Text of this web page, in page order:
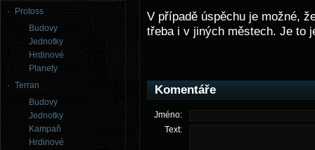
Protoss
Budovy
Jednotky
Hrdinové
Planety
Terran
Budovy
Jednotky
Kampaň
Hrdinové
V případě úspěchu je možné,
třeba i v jiných městech. Je to
Komentáře
Jméno:
Text: